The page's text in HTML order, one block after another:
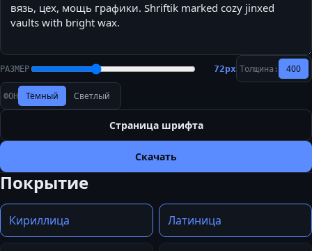
РАЗМЕР 72px Толщина: 400
ФОН Тёмный Светлый
Страница шрифта
Скачать
Покрытие
Кириллица Латиница